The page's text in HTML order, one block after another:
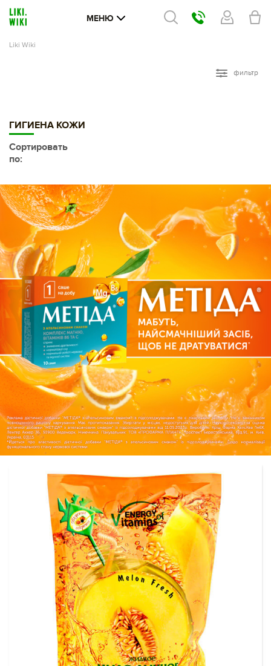
МЕНЮ
Liki Wiki
фильтр
ГИГИЕНА КОЖИ
Сортировать
по: